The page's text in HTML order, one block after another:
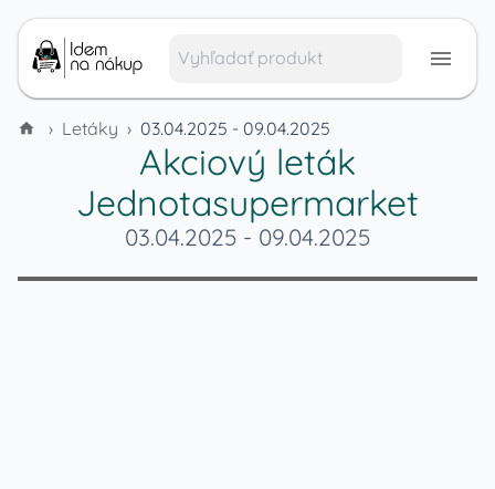
› Letáky › 03.04.2025 - 09.04.2025
Akciový leták
Jednotasupermarket
03.04.2025 - 09.04.2025